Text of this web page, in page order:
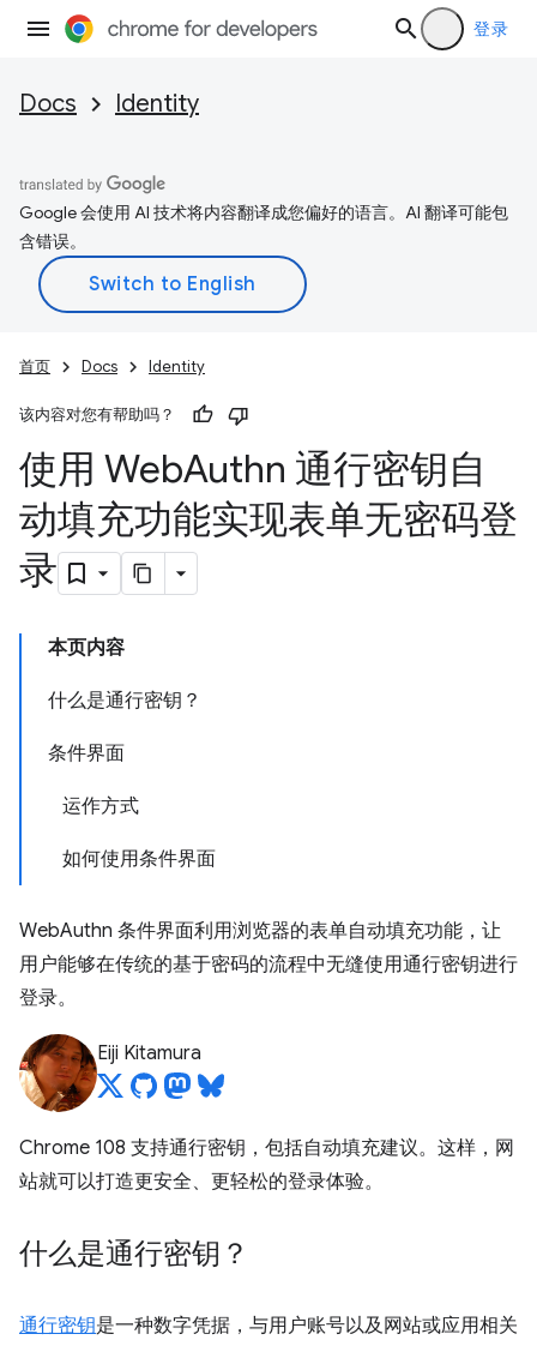
登录
Docs Identity
Google 会使用 AI 技术将内容翻译成您偏好的语言。AI 翻译可能包
含错误。
首页 Docs Identity
该内容对您有帮助吗？
使用 WebAuthn 通行密钥自
动填充功能实现表单无密码登
录
本页内容
什么是通行密钥？
条件界面
运作方式
如何使用条件界面
WebAuthn 条件界面利用浏览器的表单自动填充功能，让
用户能够在传统的基于密码的流程中无缝使用通行密钥进行
登录。
Eiji Kitamura
Chrome 108 支持通行密钥，包括自动填充建议。这样，网
站就可以打造更安全、更轻松的登录体验。
什么是通行密钥？
通行密钥是一种数字凭据，与用户账号以及网站或应用相关